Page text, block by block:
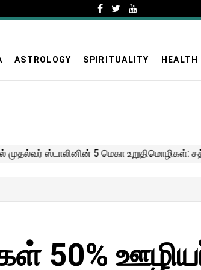
ASTROLOGY SPIRITUALITY HEALTH
50%